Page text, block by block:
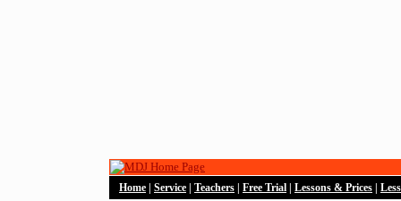
Home Service Teachers Free Trial Lessons & Prices